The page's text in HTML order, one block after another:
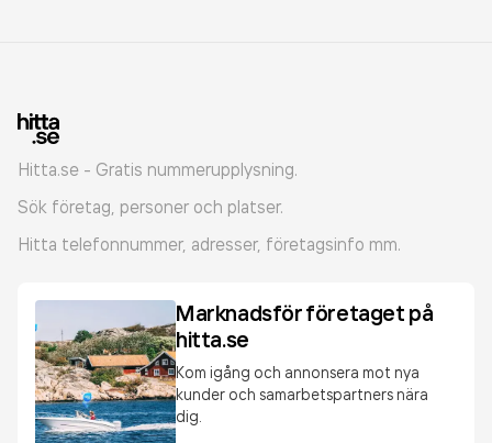
Hitta.se - Gratis nummerupplysning.
Sök företag, personer och platser.
Hitta telefonnummer, adresser, företagsinfo mm.
Marknadsför företaget på
hitta.se
Kom igång och annonsera mot nya
kunder och samarbetspartners nära
dig.